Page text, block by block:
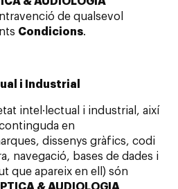
de qualsevol
Condicions.
i Industrial
intel·lectual i industrial, així
en
dissenys gràfics, codi
navegació, bases de dades i
que apareix en ell) són